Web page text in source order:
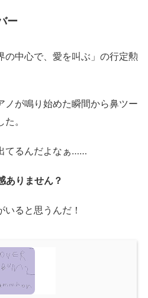
ー
の中心で、愛を叫ぶ」の行定勲
ノが鳴り始めた瞬間から鼻ツー
。
てるんだよなぁ……
ありません？
ると思うんだ！